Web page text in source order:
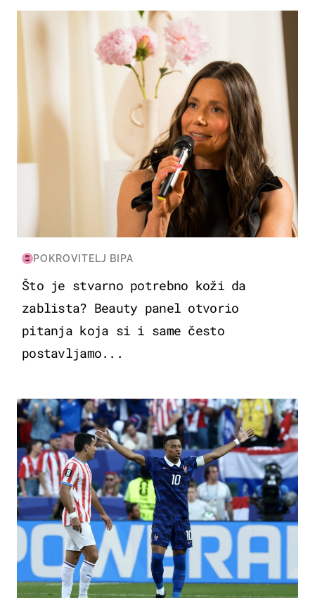
MODA & LJEPOTA
POKROVITELJ BIPA
Što je stvarno potrebno koži da
zablista? Beauty panel otvorio
pitanja koja si i same često
postavljamo...
SVJETSKO PRVENSTVO 2026